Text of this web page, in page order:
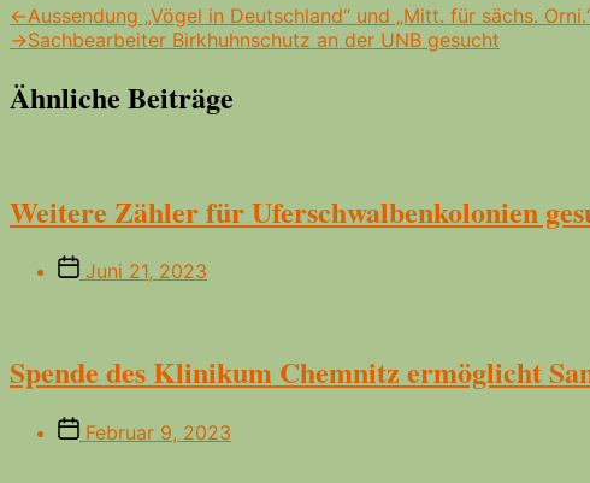
Beitrags-
←Vorheriger
Beitrag:
Aussendung „Vögel in Deutschland“ und „Mitt. für sächs.
→Nächster
Sachbearbeiter Birkhuhnschutz an der UNB gesucht
Ähnliche Beiträge
Weitere Zähler für Uferschwalbenkolonien
Beitragsdatum
Juni 21, 2023
Spende des Klinikum Chemnitz ermöglicht
Beitragsdatum
Februar 9, 2023